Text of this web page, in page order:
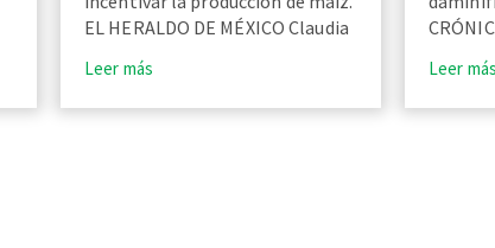
EL HERALDO DE MÉXICO Claudia
Leer más Leer más